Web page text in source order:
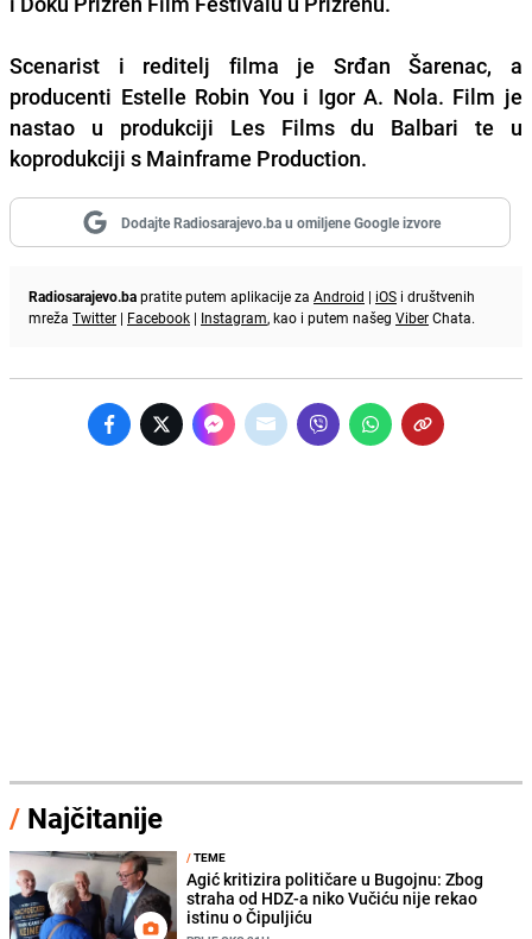
Scenarist i reditelj filma je Srđan Šarenac, a
producenti Estelle Robin You i Igor A. Nola. Film je
nastao u produkciji Les Films du Balbari te u
koprodukciji s Mainframe Production.
Dodajte Radiosarajevo.ba u omiljene Google izvore
Radiosarajevo.bapratite putem aplikacije za Android | iOS i društvenih
mreža Twitter | Facebook | Instagram, kao i putem našeg ViberChata.
/ Najčitanije
/TEME
Agić kritizira političare u Bugojnu: Zbog
straha od HDZ-a niko Vučiću nije rekao
istinu o Čipuljiću